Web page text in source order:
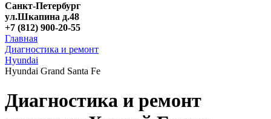
Санкт-Петербург
ул.Шкапина д.48
+7 (812) 900-20-55
Главная
Диагностика и ремонт
Hyundai
Hyundai Grand Santa Fe
Диагностика и ремонт